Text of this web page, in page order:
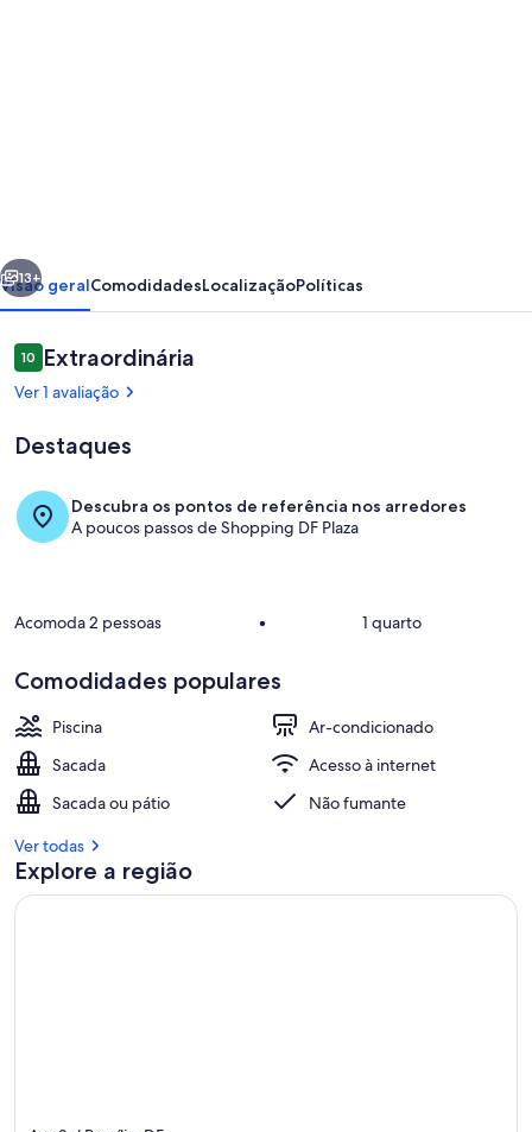
lugar
tranquilo
e
bem-
Piscina
Próximo
13+
Visão geralComodidadesLocalizaçãoPolíticas
Avaliações
1010 de 10
Extraordinária
Ver 1 avaliação
Destaques
Descubra os pontos de referência nos arredores
A poucos passos de Shopping DF Plaza
Acomoda 2 pessoas • 1 quarto
Comodidades populares
Piscina
Ar-condicionado
Sacada
Acesso à internet
Sacada ou pátio
Não fumante
Ver todas
Explore a região